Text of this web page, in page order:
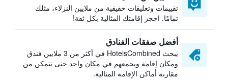
تقييمات وتعليقات حقيقية من ملايين النزلاء، مثلك
تمامًا. احجز إقامتك المثالية بكل ثقة!
أفضل صفقات الفنادق
يبحث HotelsCombined في أكثر من 3 ملايين فندق
ومكان إقامة ويجمعهم في مكان واحد حتى تتمكن من
مقارنة أماكن الإقامة المثالية.